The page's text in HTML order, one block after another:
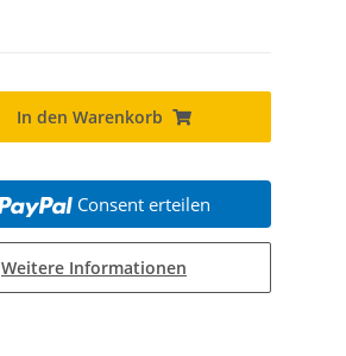
In den Warenkorb
Consent erteilen
Weitere Informationen